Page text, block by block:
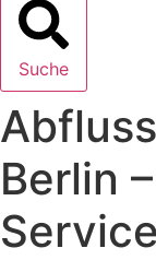
Suche
Berlin